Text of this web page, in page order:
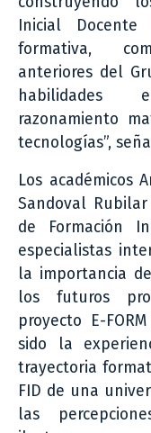
Inicial
formativa,
anteriores del
habilidades
razonamiento
tecnologías”,
Los académicos
Sandoval
de Formación
especialistas
la importancia
los futuros
proyecto E-
sido la
trayectoria
FID de una
las